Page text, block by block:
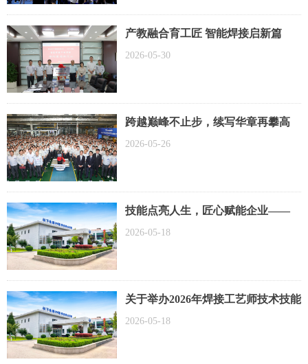
产教融合育工匠 智能焊接启新篇
——唐山松下与山西工学院举行智能
2026-05-30
跨越巅峰不止步，续写华章再攀高
——唐山松下第150万台焊机下线
2026-05-26
技能点亮人生，匠心赋能企业——
2026年6月-8月培训计划，欢迎报名
2026-05-18
关于举办2026年焊接工艺师技术技能
提升培训认证班的通知
2026-05-18